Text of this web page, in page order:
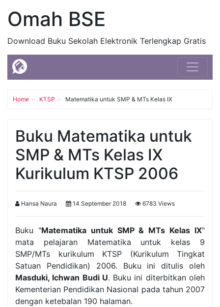
Omah BSE
Download Buku Sekolah Elektronik Terlengkap Gratis
Home KTSP Matematika untuk SMP & MTs Kelas IX
Buku Matematika untuk
SMP & MTs Kelas IX
Kurikulum KTSP 2006
Hansa Naura 14 September 2018 6783 Views
Buku "Matematika untuk SMP & MTs Kelas IX"
mata pelajaran Matematika untuk kelas 9
SMP/MTs kurikulum KTSP (Kurikulum Tingkat
Satuan Pendidikan) 2006. Buku ini ditulis oleh
Masduki, Ichwan Budi U. Buku ini diterbitkan oleh
Kementerian Pendidikan Nasional pada tahun 2007
dengan ketebalan 190 halaman.